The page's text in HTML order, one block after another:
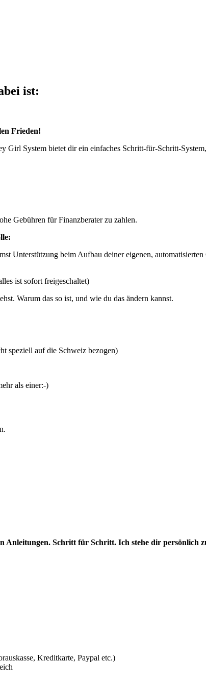
ist:
Frieden!
Girl System bietet dir ein einfaches Schritt-für-Schritt-
Gebühren für Finanzberater zu zahlen.
Unterstützung beim Aufbau deiner eigenen,
ist sofort freigeschaltet)
Warum das so ist, und wie du das ändern kannst.
speziell auf die Schweiz bezogen)
als einer:-)
Anleitungen. Schritt für Schritt. Ich stehe dir persönlich
Kreditkarte, Paypal etc.)